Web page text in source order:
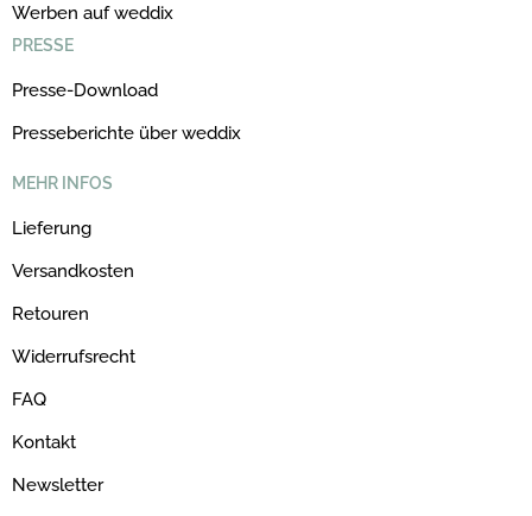
Werben auf weddix
PRESSE
Presse-Download
Presseberichte über weddix
MEHR INFOS
Lieferung
Versandkosten
Retouren
Widerrufsrecht
FAQ
Kontakt
Newsletter